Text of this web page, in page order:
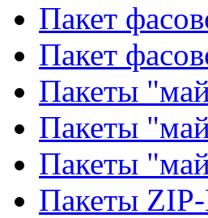
Пакет
Пакет
Пакеты
Пакеты
Пакеты
Пакеты